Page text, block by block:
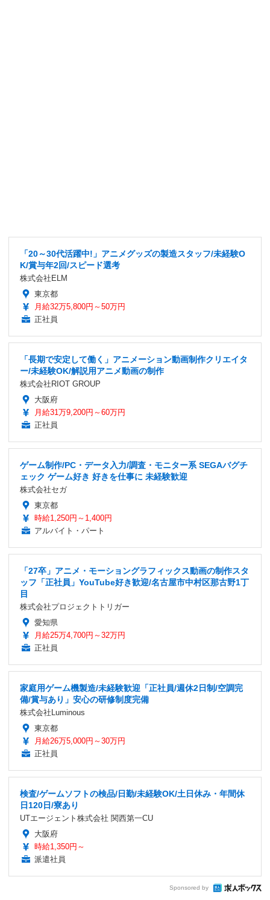
「20～30代活躍中!」アニメグッズの製造スタッフ/未経験O
K/賞与年2回/スピード選考
株式会社ELM
東京都
月給32万5,800円～50万円
正社員
「長期で安定して働く」アニメーション動画制作クリエイタ
ー/未経験OK/解説用アニメ動画の制作
株式会社RIOT GROUP
大阪府
月給31万9,200円～60万円
正社員
ゲーム制作/PC・データ入力/調査・モニター系 SEGAバグチ
ェック ゲーム好き 好きを仕事に 未経験歓迎
株式会社セガ
東京都
時給1,250円～1,400円
アルバイト・パート
「27卒」アニメ・モーショングラフィックス動画の制作スタ
ッフ「正社員」YouTube好き歓迎/名古屋市中村区那古野1丁
目
株式会社プロジェクトトリガー
愛知県
月給25万4,700円～32万円
正社員
家庭用ゲーム機製造/未経験歓迎「正社員/週休2日制/空調完
備/賞与あり」安心の研修制度完備
株式会社Luminous
東京都
月給26万5,000円～30万円
正社員
検査/ゲームソフトの検品/日勤/未経験OK/土日休み・年間休
日120日/寮あり
UTエージェント株式会社 関西第一CU
大阪府
時給1,350円～
派遣社員
Sponsored by